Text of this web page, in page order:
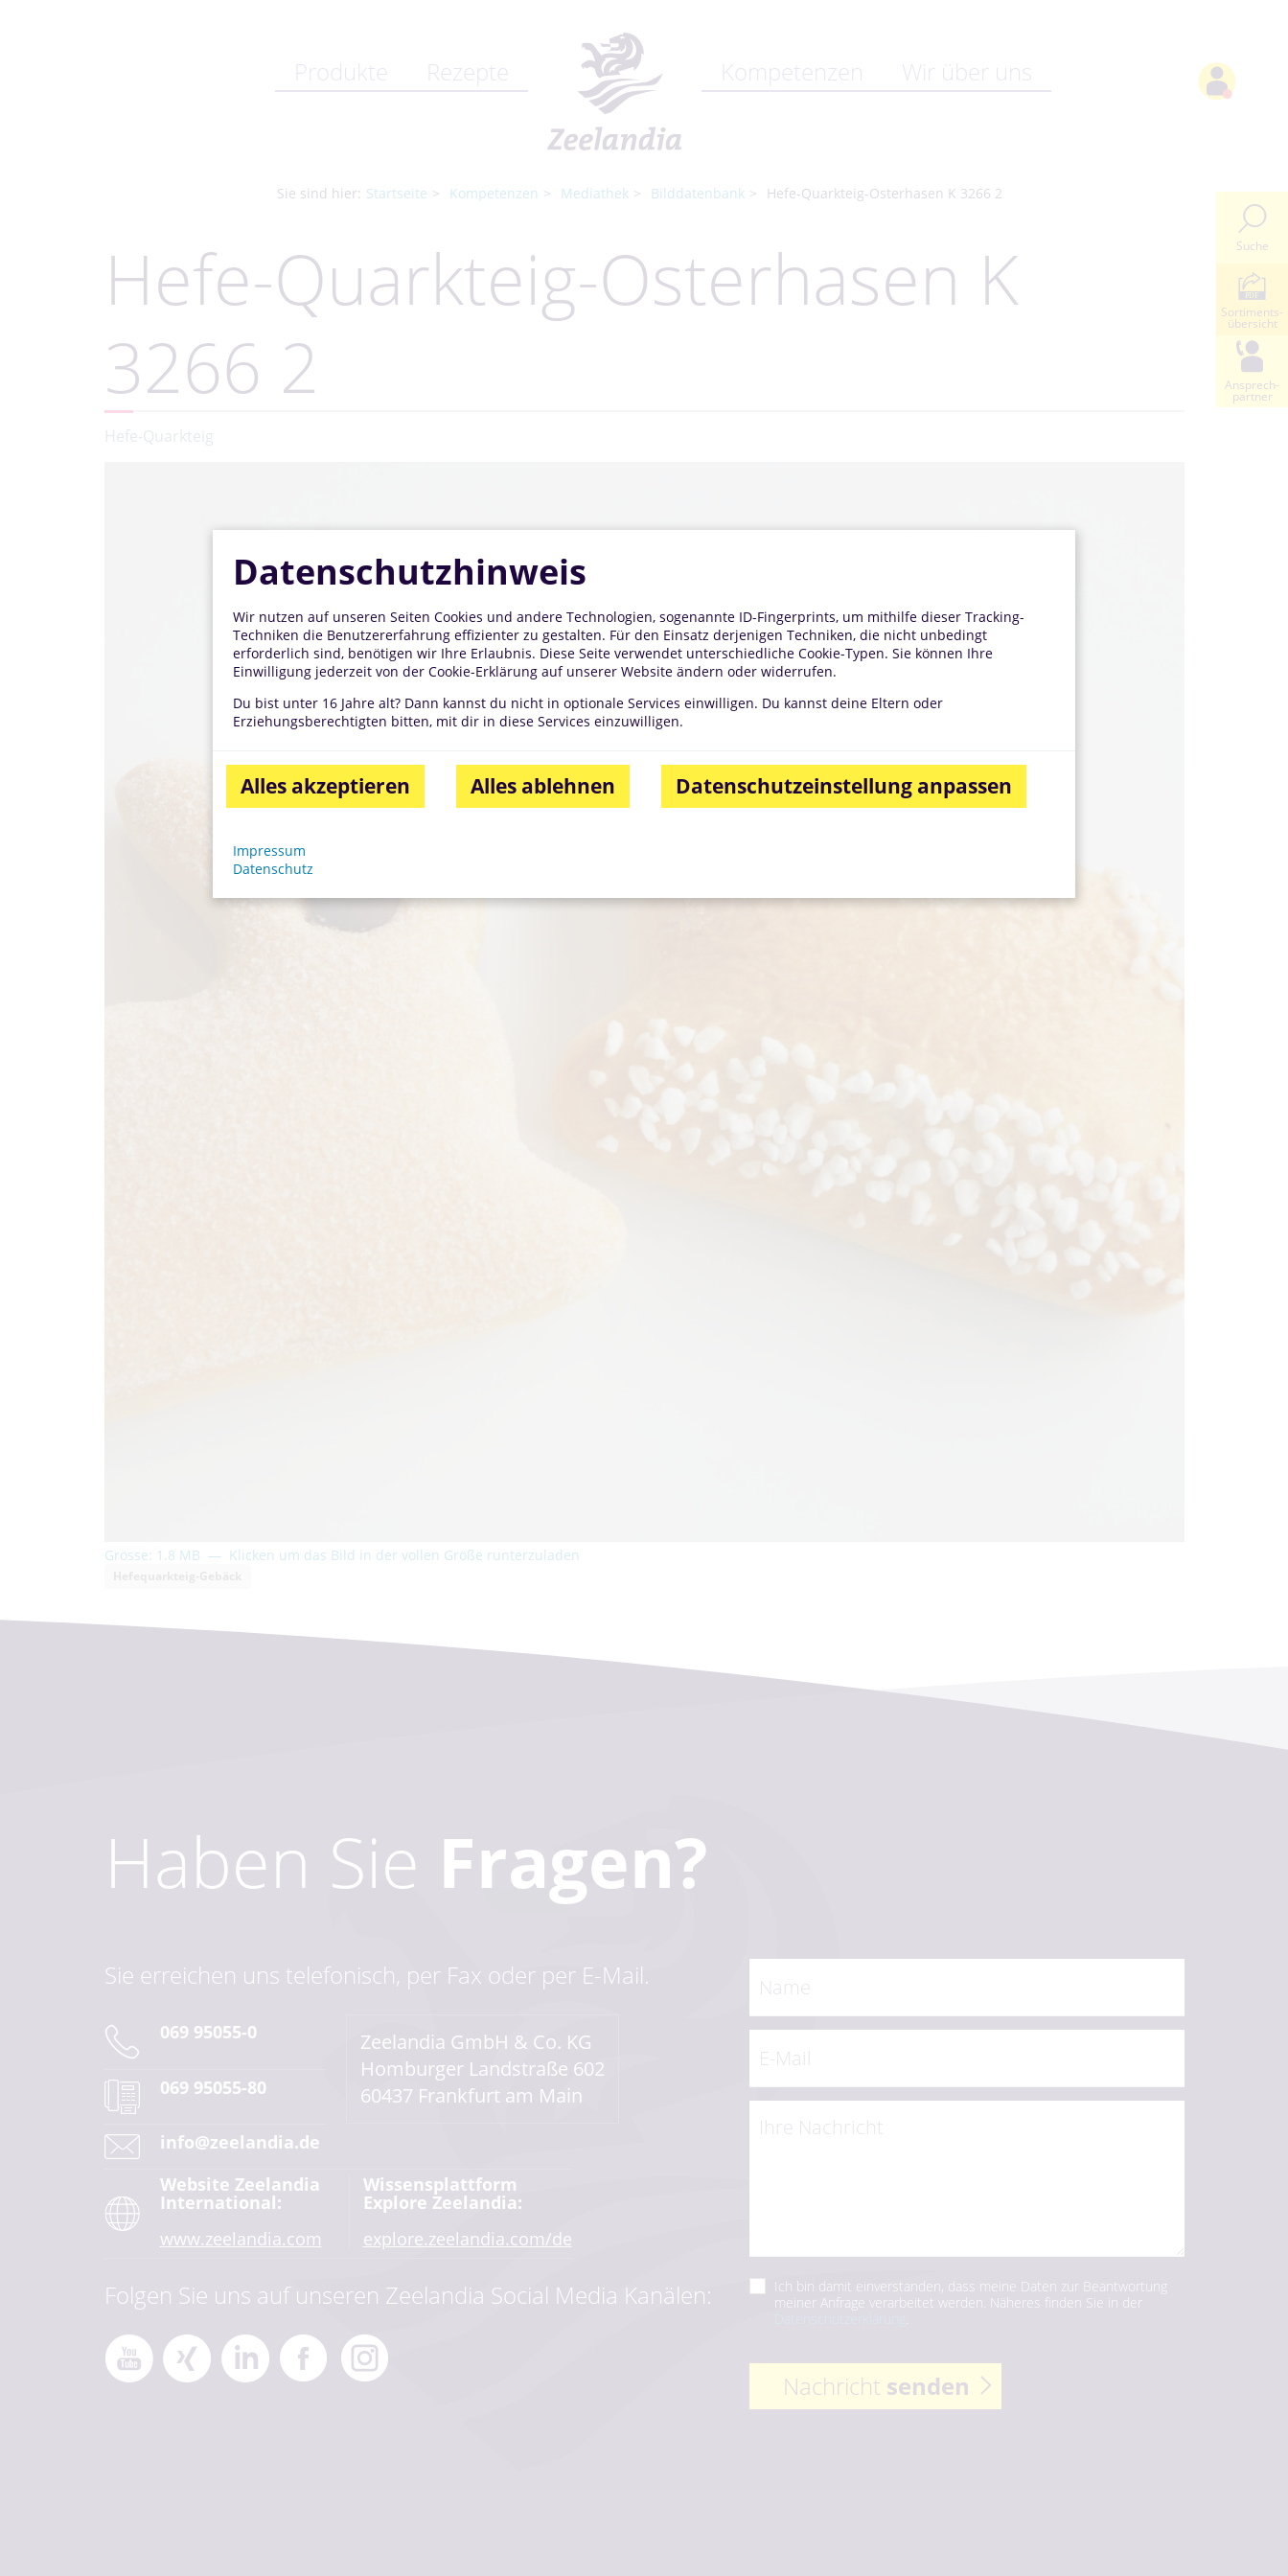
Produkte Rezepte Kompetenzen Wir über uns
Sie sind hier: Startseite Kompetenzen Mediathek Bilddatenbank Hefe-Quarkteig-Osterhasen K 3266 2
Suche
Sortiments-
übersicht
Ansprech-
partner
Hefe-Quarkteig-Osterhasen K
3266 2
Hefe-Quarkteig
Grösse: 1.8 MB — Klicken um das Bild in der vollen Größe runterzuladen
Haben Sie Fragen?
Sie erreichen uns telefonisch, per Fax oder per E-Mail.
069 95055-0
069 95055-80
info@zeelandia.de
Website Zeelandia
International:
www.zeelandia.com
Wissensplattform
Explore Zeelandia:
explore.zeelandia.com/de
Zeelandia GmbH & Co. KG
Homburger Landstraße 602
60437 Frankfurt am Main
Folgen Sie uns auf unseren Zeelandia Social Media Kanälen:
Ich bin damit einverstanden, dass meine Daten zur Beantwortung
meiner Anfrage verarbeitet werden. Näheres finden Sie in der
Nachricht senden
Datenschutzhinweis
Wir nutzen auf unseren Seiten Cookies und andere Technologien, sogenannte ID-Fingerprints, um mithilfe dieser Tracking-
Techniken die Benutzererfahrung effizienter zu gestalten. Für den Einsatz derjenigen Techniken, die nicht unbedingt
erforderlich sind, benötigen wir Ihre Erlaubnis. Diese Seite verwendet unterschiedliche Cookie-Typen. Sie können Ihre
Einwilligung jederzeit von der Cookie-Erklärung auf unserer Website ändern oder widerrufen.
Du bist unter 16 Jahre alt? Dann kannst du nicht in optionale Services einwilligen. Du kannst deine Eltern oder
Erziehungsberechtigten bitten, mit dir in diese Services einzuwilligen.
Alles akzeptieren Alles ablehnen Datenschutzeinstellung anpassen
Impressum
Datenschutz